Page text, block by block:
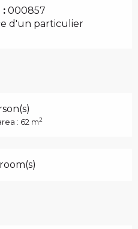
: 000857
d'un particulier
: 62 m2